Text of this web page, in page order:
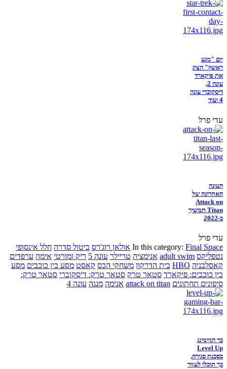
יום "מגע
ראשון" הציג
את פיקארד
עונה 2,
דיסקוברי עונה
4 ועוד
עדי פרל
העונה
האחרונה של
Attack on
Titan תמשיך
ב-2022
עדי פרל
In this category: Final Space אולאן רוג'רס ביטול סדרה חלל אינסופי
נטפליקס adult swim אנימציה טריילר עונה 5 ריק ומורטי אימה ערפדים
קאסלבניה HBO בית הדרקון משחקי הכס קאסט מסע בין כוכבים מסע
בין כוכבים: פיקארד סטאר טרק סטאר טרק: דיסקוברי סטאר טרק:
סיפונים תחתונים attack on titan אנימה מנגה עונה 4
בר הגיימינג
Level Up
בסכנת סגירה,
כך תוכלו לעזור